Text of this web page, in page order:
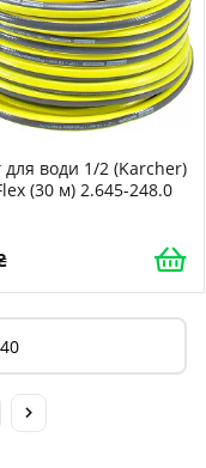
води 1/2 (Karcher)
(30 м) 2.645-248.0